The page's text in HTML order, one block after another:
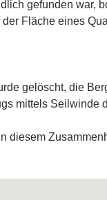
gefunden war,
Fläche eines
gelöscht, die
mittels Seilwinde
diesem